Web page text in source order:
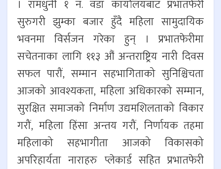
। रामधुनी १ नं. वडा कार्यालयबाट प्रभातफेरी
सुरुगरी झुम्का बजार हुँदै महिला सामुदायिक
भवनमा विर्सजन गरेका हुन् । प्रभातफेरीमा
सचेतनाका लागि ११३ औं अन्तराष्ट्रिय नारी दिवस
सफल पारौं, सम्मान सहभागिताको सुनिश्चिचता
आजको आवश्यकता, महिला अधिकारको सम्मान,
सुरक्षित समाजको निर्माण उद्यमशिलताको विकार
गरौं, महिला हिंसा अन्तय गरौं, निर्णायक तहमा
महिलाको सहभागीता आजको विकासको
अपरिहार्यता नाराहरु प्लेकार्ड सहित प्रभातफेरी